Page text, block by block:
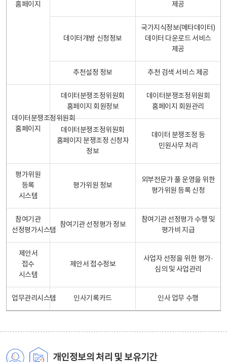
홈페이지
제공
데이터개방 신청정보
국가지식정보(메타데이터)
데이터 다운로드 서비스
제공
추천설정 정보 추천 검색 서비스 제공
데이터분쟁조정위원회
홈페이지
데이터분쟁조정위원회
홈페이지 회원정보
데이터분쟁조정위원회
홈페이지 회원관리
데이터분쟁조정위원회
홈페이지 분쟁조정 신청자
정보
데이터 분쟁조정 등
민원사무 처리
평가위원
등록
시스템
평가위원 정보
외부전문가 풀 운영을 위한
평가위원 등록 신청
참여기관
선정평가시스템
참여기관 선정평가 정보
참여기관 선정평가 수행 및
평가비 지급
제안서
접수
시스템
제안서 접수정보
사업자 선정을 위한 평가·
심의 및 사업관리
업무관리시스템 인사기록카드 인사 업무 수행
개인정보의 처리 및 보유기간